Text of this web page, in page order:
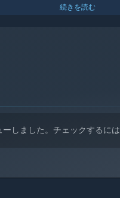
続きを読む
しました。チェックするには